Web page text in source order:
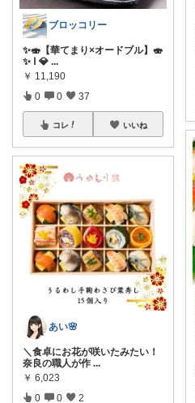
ブロッコリー
✨🍣【華てまり×オードブル】🍣
✨ Ⅰ 💎 ...
￥ 11,190
0 0 37
コレ いいね
あい🌸
＼食卓にお花が咲いたみたい！
奈良の職人が作 ...
￥ 6,023
0 0 2